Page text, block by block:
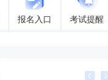
报名入口 考试提醒